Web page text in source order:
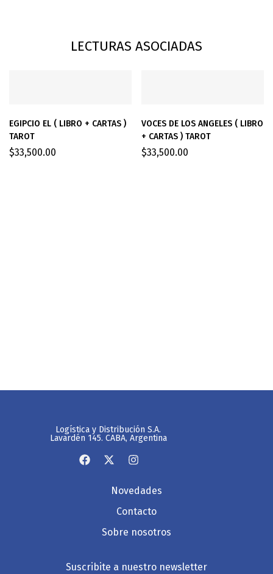
LECTURAS ASOCIADAS
EGIPCIO EL ( LIBRO + CARTAS )
TAROT
$33,500.00
VOCES DE LOS ANGELES ( LIBRO
+ CARTAS ) TAROT
$33,500.00
Logística y Distribución S.A.
Lavardén 145. CABA, Argentina
Novedades
Contacto
Sobre nosotros
Suscribite a nuestro newsletter